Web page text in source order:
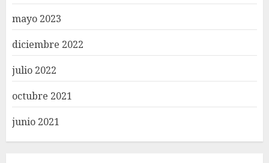
mayo 2023
diciembre 2022
julio 2022
octubre 2021
junio 2021